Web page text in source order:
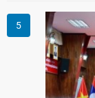
nghệ, đổi
phát triển